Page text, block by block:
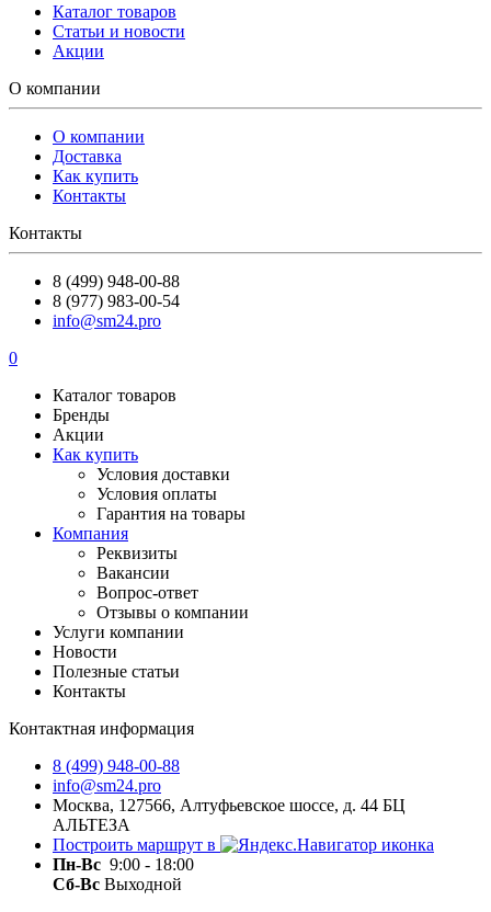
Каталог товаров
Статьи и новости
Акции
О компании
О компании
Доставка
Как купить
Контакты
Контакты
8 (499) 948-00-88
8 (977) 983-00-54
info@sm24.pro
0
Каталог товаров
Бренды
Акции
Как купить
Условия доставки
Условия оплаты
Гарантия на товары
Компания
Реквизиты
Вакансии
Вопрос-ответ
Отзывы о компании
Услуги компании
Новости
Полезные статьи
Контакты
Контактная информация
8 (499) 948-00-88
info@sm24.pro
Москва, 127566, Алтуфьевское шоссе, д. 44 БЦ
АЛЬТЕЗА
Построить маршрут в
Пн-Вс 9:00 - 18:00
Сб-Вс Выходной